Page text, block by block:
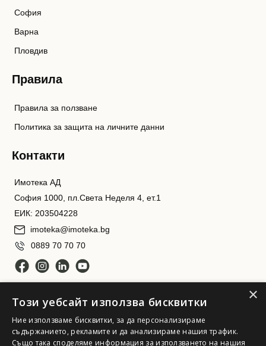
София
Варна
Пловдив
Правила
Правила за ползване
Политика за защита на личните данни
Контакти
Имотека АД
София 1000, пл.Света Неделя 4, ет.1
ЕИК: 203504228
imoteka@imoteka.bg
0889 70 70 70
×
Този уебсайт използва бисквитки
Ние използваме бисквитки, за да персонализираме
съдържанието, рекламите и да анализираме нашия трафик.
Също така споделяме информация за използването на нашия